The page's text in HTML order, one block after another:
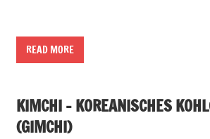
READ MORE
KIMCHI – KOREANISCHES
(GIMCHI)